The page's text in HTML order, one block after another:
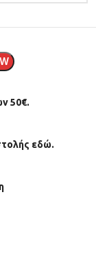
50€.
εδώ.